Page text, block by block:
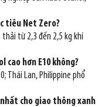
tiêu Net Zero?
từ 2,3 đến 2,5 kg khí
cao hơn E10 không?
Thái Lan, Philippine phổ
nhất cho giao thông xanh